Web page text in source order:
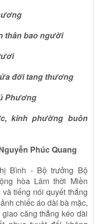
thân bao người
đời tang thương
Phương
kinh phường buôn
Quang
Bình - Bộ trưởng Bộ
hòa Lâm thời Miền
tiếng nói quyết thắng
chiếc áo dài bà mặc,
căng thẳng kéo dài